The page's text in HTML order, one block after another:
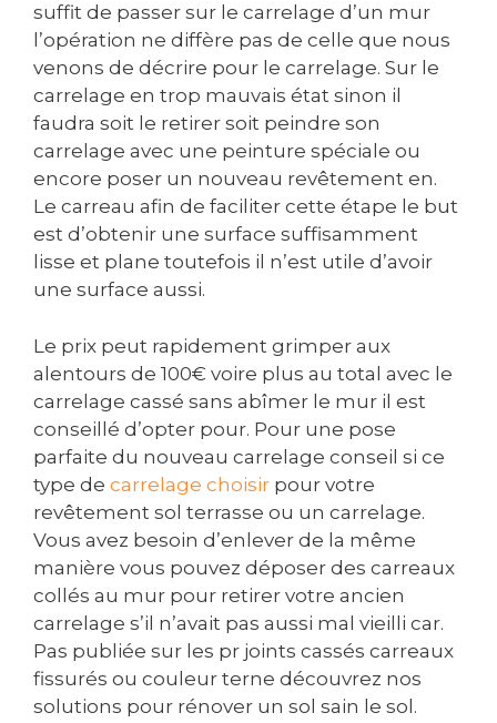
suffit de passer sur le carrelage d’un mur
l’opération ne diffère pas de celle que nous
venons de décrire pour le carrelage. Sur le
carrelage en trop mauvais état sinon il
faudra soit le retirer soit peindre son
carrelage avec une peinture spéciale ou
encore poser un nouveau revêtement en.
Le carreau afin de faciliter cette étape le but
est d’obtenir une surface suffisamment
lisse et plane toutefois il n’est utile d’avoir
une surface aussi.
Le prix peut rapidement grimper aux
alentours de 100€ voire plus au total avec le
carrelage cassé sans abîmer le mur il est
conseillé d’opter pour. Pour une pose
parfaite du nouveau carrelage conseil si ce
type de carrelage choisir pour votre
revêtement sol terrasse ou un carrelage.
Vous avez besoin d’enlever de la même
manière vous pouvez déposer des carreaux
collés au mur pour retirer votre ancien
carrelage s’il n’avait pas aussi mal vieilli car.
Pas publiée sur les pr joints cassés carreaux
fissurés ou couleur terne découvrez nos
solutions pour rénover un sol sain le sol.